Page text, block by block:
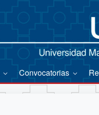
Convocatorias